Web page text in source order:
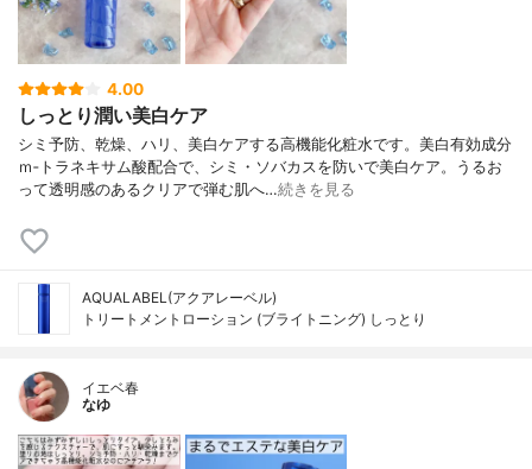
4.00
しっとり潤い美白ケア
シミ予防、乾燥、ハリ、美白ケアする高機能化粧水です。美白有効成分
ｍ‐トラネキサム酸配合で、シミ・ソバカスを防いで美白ケア。うるお
って透明感のあるクリアで弾む肌へ…続きを見る
AQUALABEL(アクアレーベル)
トリートメントローション (ブライトニング) しっとり
イエベ春
なゆ